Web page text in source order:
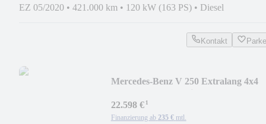
EZ 05/2020 • 421.000 km • 120 kW (163 PS) • Diesel
Kontakt
Mercedes-Benz V 250 Extralang 4x4
22.598 €¹
Finanzierung ab 235 € mtl.